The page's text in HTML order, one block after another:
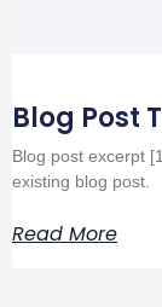
Blog Post
Blog post excerpt
existing blog post.
Read More